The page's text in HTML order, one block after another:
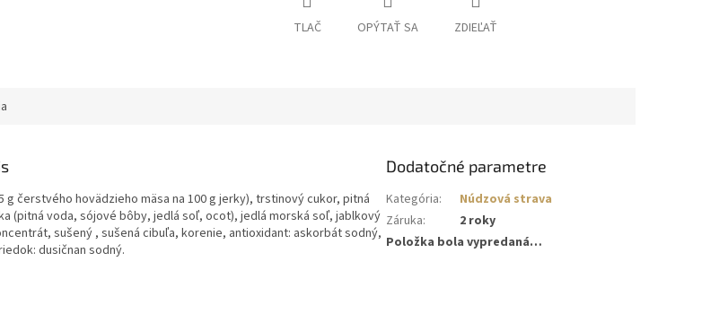
TLAČ OPÝTAŤ SA ZDIEĽAŤ
g čerstvého hovädzieho mäsa na 100 g jerky), trstinový cukor, pitná
(pitná voda, sójové bôby, jedlá soľ, ocot), jedlá morská soľ, jablkový
sušený , sušená cibuľa, korenie, antioxidant: askorbát sodný,
dusičnan sodný.
Dodatočné parametre
Kategória:
Núdzová strava
Záruka:
2 roky
Položka bola vypredaná…